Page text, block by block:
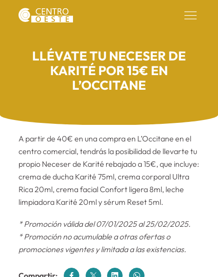
LLÉVATE TU NECESER DE
KARITÉ POR 15€ EN
L’OCCITANE
A partir de 40€ en una compra en L’Occitane en el
centro comercial, tendrás la posibilidad de llevarte tu
propio Neceser de Karité rebajado a 15€, que incluye:
crema de ducha Karité 75ml, crema corporal Ultra
Rica 20ml, crema facial Confort ligera 8ml, leche
limpiadora Karité 20ml y sérum Reset 5ml.
* Promoción válida del 07/01/2025 al 25/02/2025.
* Promoción no acumulable a otras ofertas o
promociones vigentes y limitada a las existencias.